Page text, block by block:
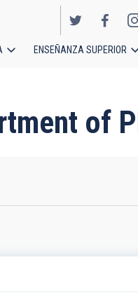
ENSEÑANZA SUPERIOR
of